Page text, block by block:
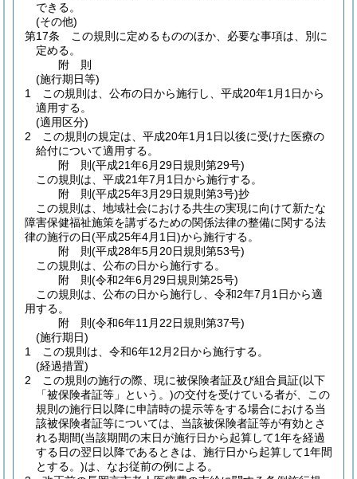
できる。
(その他)
第17条
この規則に定めるもののほか、必要な事項は、別に
定める。
附 則
(施行期日等)
1
この規則は、公布の日から施行し、平成20年1月1日から
適用する。
(適用区分)
2
この規則の規定は、平成20年1月1日以後に受けた医療の
給付について適用する。
附 則(平成21年6月29日規則第29号)
この規則は、平成21年7月1日から施行する。
附 則(平成25年3月29日規則第3号)抄
この規則は、地域社会における共生の実現に向けて新たな
障害保健福祉施策を講ずるための関係法律の整備に関する法
律の施行の日(平成25年4月1日)から施行する。
附 則(平成28年5月20日規則第53号)
この規則は、公布の日から施行する。
附 則(令和2年6月29日規則第25号)
この規則は、公布の日から施行し、令和2年7月1日から適
用する。
附 則(令和6年11月22日規則第37号)
(施行期日)
1
この規則は、令和6年12月2日から施行する。
(経過措置)
2
この規則の施行の際、現に被保険者証及び組合員証(以下
「被保険者証等」という。)の交付を受けている者が、この
規則の施行日以降に申請時の提示等をする場合における当
該被保険者証等については、当該被保険者証等が有効とさ
れる期間(当該期間の末日が施行日から起算して1年を経過
する日の翌日以降であるときは、施行日から起算して1年間
とする。)は、なお従前の例による。